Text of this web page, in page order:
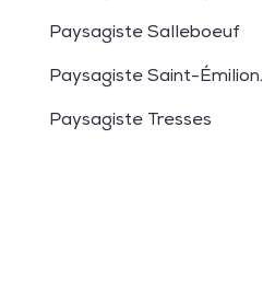
Paysagiste Salleboeuf
Paysagiste Saint-Émilion.
Paysagiste Tresses